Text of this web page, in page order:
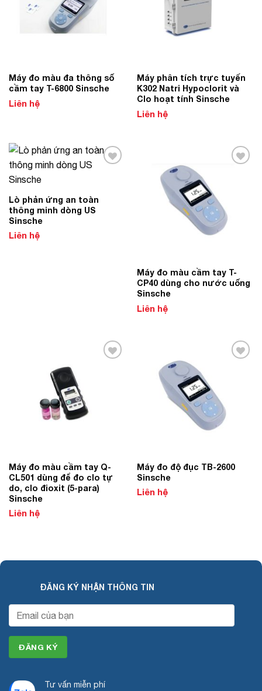
Máy đo màu đa thông số
cầm tay T-6800 Sinsche
Liên hệ
Máy phân tích trực tuyến
K302 Natri Hypoclorit và
Clo hoạt tính Sinsche
Liên hệ
Lò phản ứng an toàn
thông minh dòng US
Sinsche
Liên hệ
Máy đo màu cầm tay T-
CP40 dùng cho nước uống
Sinsche
Liên hệ
Máy đo màu cầm tay Q-
CL501 dùng để đo clo tự
do, clo đioxit (5-para)
Sinsche
Liên hệ
Máy đo độ đục TB-2600
Sinsche
Liên hệ
ĐĂNG KÝ NHẬN THÔNG TIN
Tư vấn miễn phí